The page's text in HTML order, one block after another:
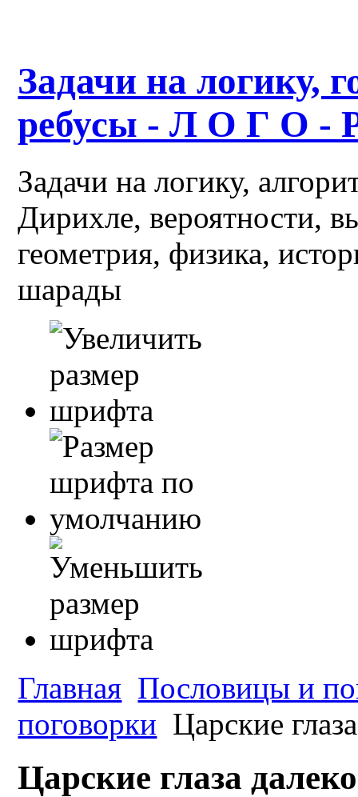
Задачи на логику,
ребусы - Л О Г О -
Задачи на логику,
Дирихле, вероятности,
геометрия, физика,
шарады
Главная Пословицы и
поговорки Царские
Царские глаза